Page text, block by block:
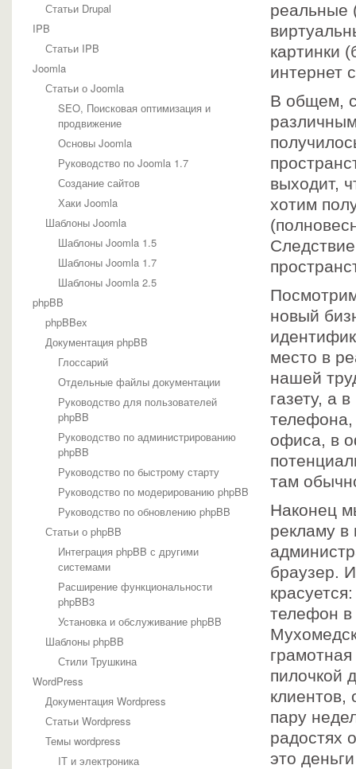
Интеграция phpBB с другими системами
Установка и обслуживание phpBB
Стили Трушкина
WordPress
Документация Wordpress
Статьи Wordpress
Темы wordpress
IT и электроника
Дизайн
Кино
Общие
Спорт
Полезные статьи
HTML-верстка
MySQL
Продвижение сайтов
Язык JavaScript
Язык PHP
Статьи Drupal
IPB
Статьи IPB
Joomla
Статьи о Joomla
SEO, Поисковая оптимизация и
продвижение
Основы Joomla
Руководство по Joomla 1.7
Создание сайтов
Хаки Joomla
Шаблоны Joomla
Шаблоны Joomla 1.5
Шаблоны Joomla 1.7
Шаблоны Joomla 2.5
phpBB
phpBBex
Документация phpBB
Глоссарий
Отдельные файлы документации
Руководство для пользователей
phpBB
Руководство по администрированию
phpBB
Руководство по быстрому старту
Руководство по модерированию phpBB
Руководство по обновлению phpBB
Статьи о phpBB
Интеграция phpBB с другими
системами
Расширение функциональности
phpBB3
Установка и обслуживание phpBB
Шаблоны phpBB
Стили Трушкина
WordPress
Документация Wordpress
Статьи Wordpress
Темы wordpress
IT и электроника
реальные
картинки
интернет
В общем,
выходит,
хотим
новый
место в
нашей
газету, а
офиса, в
там
Наконец
рекламу в
браузер.
телефон в
пилочкой
клиентов,
пару
радостях
это